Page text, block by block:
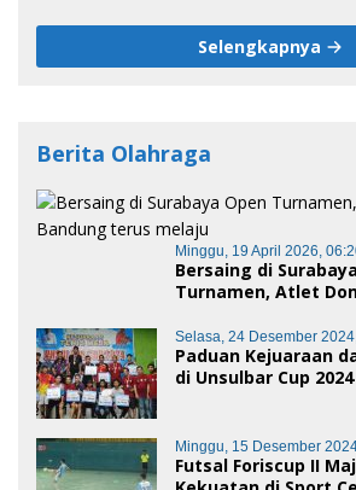
Selengkapnya
Berita Olahraga
Minggu, 19 April 2026,
Bersaing di
Turnamen, Atlet
Selasa, 24 Desember
Paduan Kejuaraan
di Unsulbar Cup 2024
Minggu, 15 Desember
Futsal Foriscup II